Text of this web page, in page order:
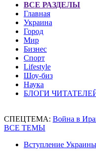
ВСЕ РАЗДЕЛЫ
Главная
Украина
Город
Мир
Бизнес
Спорт
Lifestyle
Шоу-биз
Наука
БЛОГИ
СПЕЦТЕМА: Война в
ВСЕ ТЕМЫ
Вступление